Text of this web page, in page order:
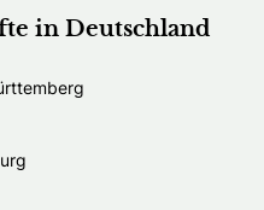
in Deutschland